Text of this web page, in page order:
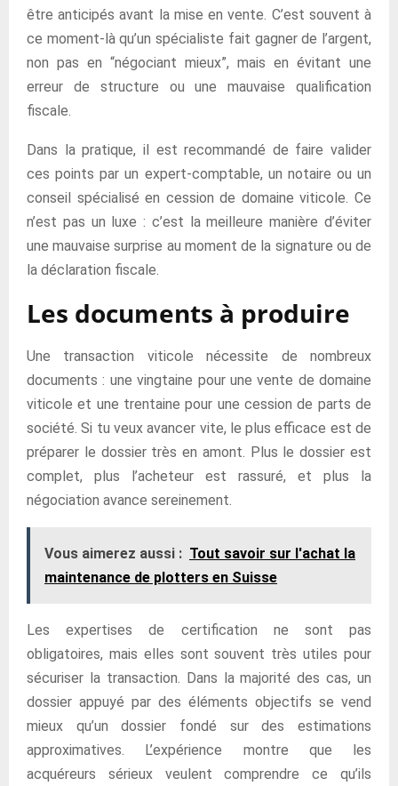
être anticipés avant la mise en vente. C’est souvent à
ce moment-là qu’un spécialiste fait gagner de l’argent,
non pas en “négociant mieux”, mais en évitant une
erreur de structure ou une mauvaise qualification
fiscale.
Dans la pratique, il est recommandé de faire valider
ces points par un expert-comptable, un notaire ou un
conseil spécialisé en cession de domaine viticole. Ce
n’est pas un luxe : c’est la meilleure manière d’éviter
une mauvaise surprise au moment de la signature ou de
la déclaration fiscale.
Les documents à produire
Une transaction viticole nécessite de nombreux
documents : une vingtaine pour une vente de domaine
viticole et une trentaine pour une cession de parts de
société. Si tu veux avancer vite, le plus efficace est de
préparer le dossier très en amont. Plus le dossier est
complet, plus l’acheteur est rassuré, et plus la
négociation avance sereinement.
Vous aimerez aussi : Tout savoir sur l'achat la
maintenance de plotters en Suisse
Les expertises de certification ne sont pas
obligatoires, mais elles sont souvent très utiles pour
sécuriser la transaction. Dans la majorité des cas, un
dossier appuyé par des éléments objectifs se vend
mieux qu’un dossier fondé sur des estimations
approximatives. L’expérience montre que les
acquéreurs sérieux veulent comprendre ce qu’ils